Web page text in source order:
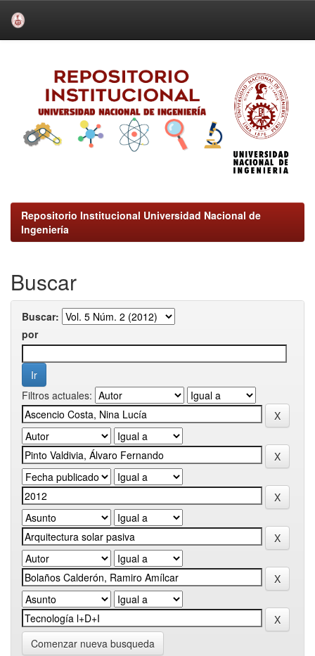
Repositorio Institucional Universidad Nacional de
Ingeniería
Buscar
Buscar:
por
Filtros actuales:
Comenzar nueva busqueda